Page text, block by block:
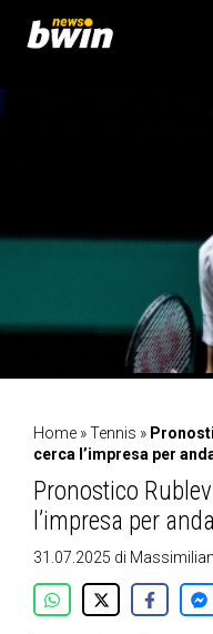
contenuto
Home »Tennis »
cerca l’impresa per
Pronostico
l’impresa per
31.07.2025 di